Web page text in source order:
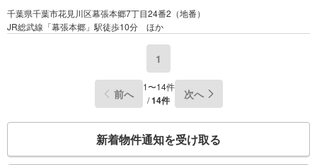
千葉県千葉市花見川区幕張本郷7丁目24番2（地番）
JR総武線「幕張本郷」駅徒歩10分 ほか
1
前へ
1〜14件
/14件 次へ
検
新着物件通知を受け取る